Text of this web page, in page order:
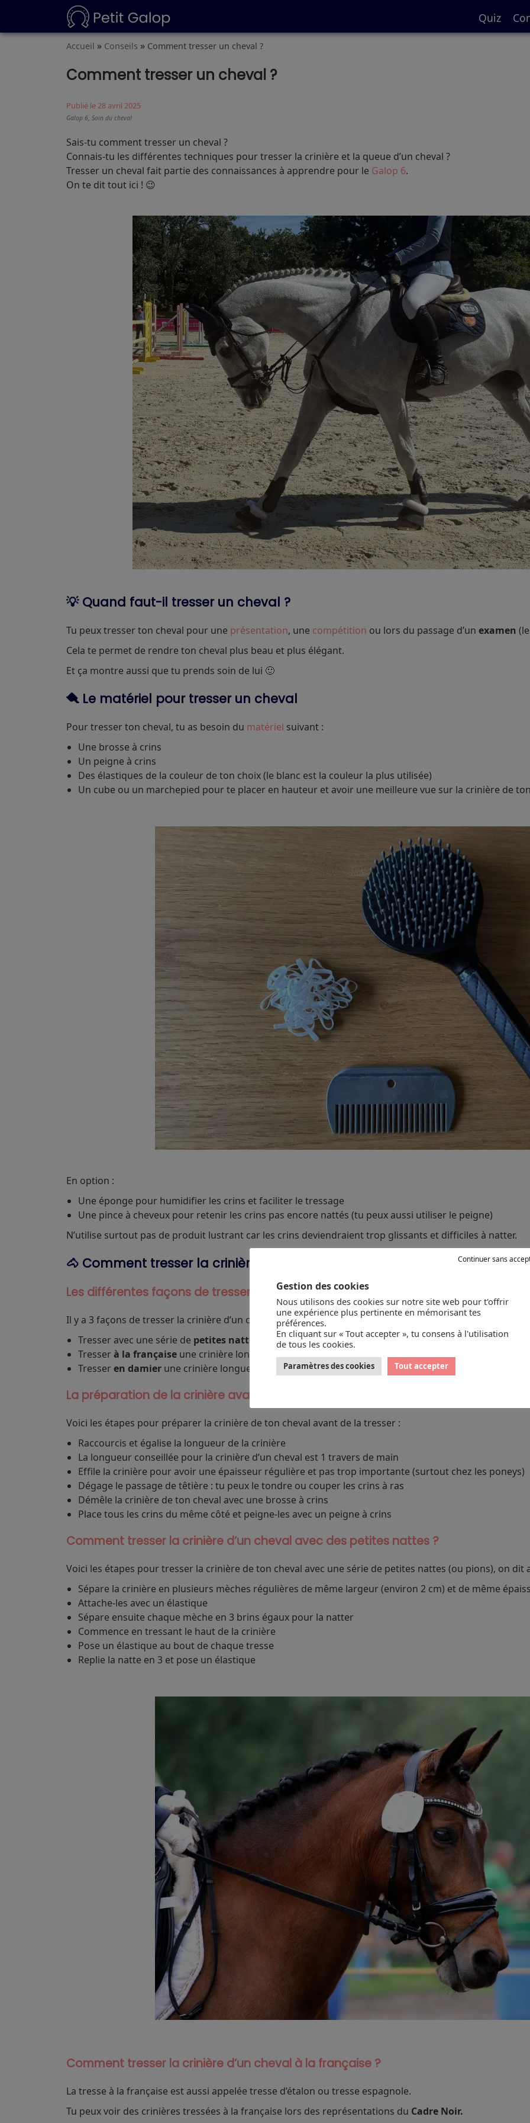
Quiz
Accueil » Conseils » Comment tresser un cheval ?
Comment tresser un cheval ?
Publié le 28 avril 2025
Galop 6, Soin du cheval
Sais-tu comment tresser un cheval ?
Connais-tu les différentes techniques pour tresser la crinière et la queue d’un cheval ?
Tresser un cheval fait partie des connaissances à apprendre pour le Galop 6.
On te dit tout ici ! 😉
💡 Quand faut-il tresser un cheval ?
Tu peux tresser ton cheval pour une présentation, une compétition ou lors du passage d’un examen
Cela te permet de rendre ton cheval plus beau et plus élégant.
Et ça montre aussi que tu prends soin de lui 🙂
🪮 Le matériel pour tresser un cheval
Pour tresser ton cheval, tu as besoin du matériel suivant :
Une brosse à crins
Un peigne à crins
Des élastiques de la couleur de ton choix (le blanc est la couleur la plus utilisée)
Un cube ou un marchepied pour te placer en hauteur et avoir une meilleure vue sur la crinière de
En option :
Une éponge pour humidifier les crins et faciliter le tressage
Une pince à cheveux pour retenir les crins pas encore nattés (tu peux aussi utiliser le peigne)
N’utilise surtout pas de produit lustrant car les crins deviendraient trop glissants et difficiles à natter.
🐴 Comment tresser la crinière d’un cheval ?
Les différentes façons de tresser la crinière d’un cheval
Il y a 3 façons de tresser la crinière d’un cheval :
Tresser avec une série de petites nattes
(ou pions)
Tresserà la française une crinière longue et fournie
Tresseren damier une crinière longue et épaisse
La préparation de la crinière avant le tressage
Voici les étapes pour préparer la crinière de ton cheval avant de la tresser :
Raccourcis et égalise la longueur de la crinière
La longueur conseillée pour la crinière d’un cheval est 1 travers de main
Effile la crinière pour avoir une épaisseur régulière et pas trop importante (surtout chez les poneys)
Dégage le passage de têtière : tu peux le tondre ou couper les crins à ras
Démêle la crinière de ton cheval avec une brosse à crins
Place tous les crins du même côté et peigne-les avec un peigne à crins
Comment tresser la crinière d’un cheval avec des petites nattes ?
Voici les étapes pour tresser la crinière de ton cheval avec une série de petites nattes (ou pions), on dit
Sépare la crinière en plusieurs mèches régulières de même largeur (environ 2 cm) et de même
Attache-les avec un élastique
Sépare ensuite chaque mèche en 3 brins égaux pour la natter
Commence en tressant le haut de la crinière
Pose un élastique au bout de chaque tresse
Replie la natte en 3 et pose un élastique
Comment tresser la crinière d’un cheval à la française ?
La tresse à la française est aussi appelée tresse d’étalon ou tresse espagnole.
Tu peux voir des crinières tressées à la française lors des représentations du Cadre Noir.
Gestion des cookies
Nous utilisons des cookies sur notre site web pour t'offrir
une expérience plus pertinente en mémorisant tes
préférences.
En cliquant sur « Tout accepter », tu consens à l'utilisation
de tous les cookies.
Paramètres des cookies Tout accepter
Continuer sans